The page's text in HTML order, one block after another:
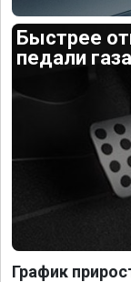
Быстрее
педали
График